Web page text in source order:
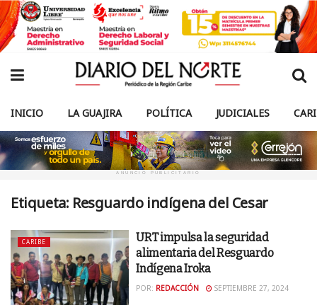
INICIO LA GUAJIRA POLÍTICA JUDICIALES
ANUNCIO PUBLICITARIO
Etiqueta: Resguardo indígena del Cesar
CARIBE
URT impulsa la seguridad
alimentaria del Resguardo
Indígena Iroka
POR: REDACCIÓN SEPTIEMBRE 27, 2024